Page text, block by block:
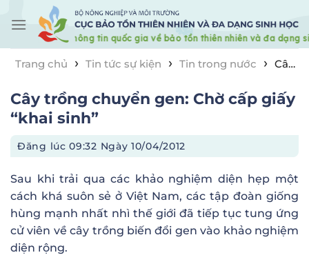
content
Trang chủ
› Tin tức sự kiện › Tin trong nước › Cây
Cây trồng chuyển gen: Chờ cấp giấy
“khai sinh”
Đăng lúc09:32 Ngày 10/04/2012
Sau khi trải qua các khảo nghiệm diện hẹp một
cách khá suôn sẻ ở Việt Nam, các tập đoàn giống
hùng mạnh nhất nhì thế giới đã tiếp tục tung ứng
cử viên về cây trồng biến đổi gen vào khảo nghiệm
diện rộng.